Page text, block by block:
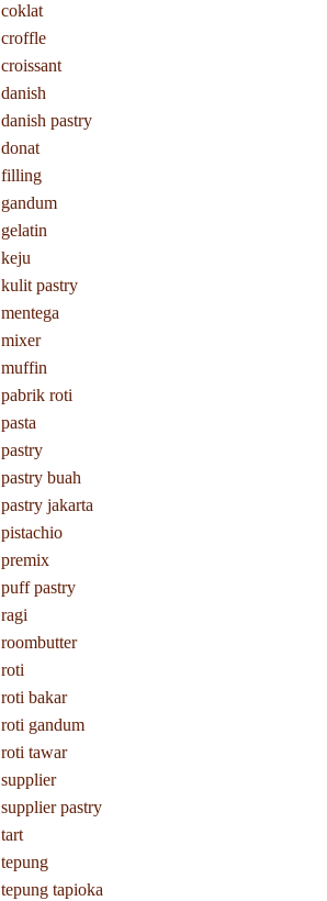
coklat
croffle
croissant
danish
danish pastry
donat
filling
gandum
gelatin
keju
kulit pastry
mentega
mixer
muffin
pabrik roti
pasta
pastry
pastry buah
pastry jakarta
pistachio
premix
puff pastry
ragi
roombutter
roti
roti bakar
roti gandum
roti tawar
supplier
supplier pastry
tart
tepung
tepung tapioka